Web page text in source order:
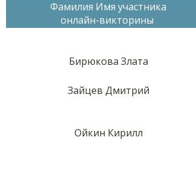
Фамилия Имя участника
онлайн-викторины
Бирюкова Злата
Зайцев Дмитрий
Ойкин Кирилл